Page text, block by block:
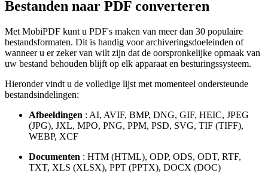
Bestanden naar PDF converteren
Met MobiPDF kunt u PDF's maken van meer dan 30 populaire
bestandsformaten. Dit is handig voor archiveringsdoeleinden of
wanneer u er zeker van wilt zijn dat de oorspronkelijke opmaak van
uw bestand behouden blijft op elk apparaat en besturingssysteem.
Hieronder vindt u de volledige lijst met momenteel ondersteunde
bestandsindelingen:
Afbeeldingen : AI, AVIF, BMP, DNG, GIF, HEIC, JPEG
(JPG), JXL, MPO, PNG, PPM, PSD, SVG, TIF (TIFF),
WEBP, XCF
Documenten : HTM (HTML), ODP, ODS, ODT, RTF,
TXT, XLS (XLSX), PPT (PPTX), DOCX (DOC)